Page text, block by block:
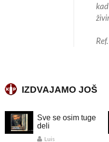
IZDVAJAMO JOŠ
Sve se osim tuge
deli
Luis